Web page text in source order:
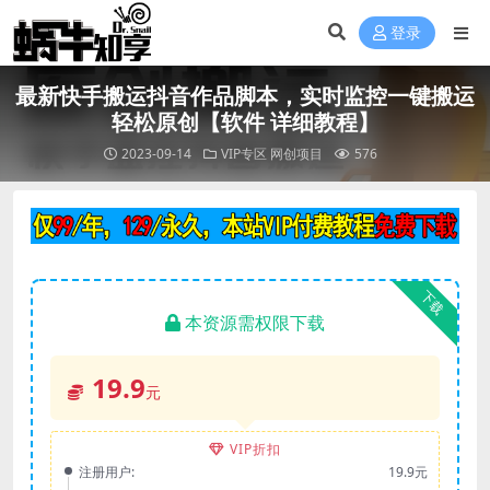
登录
最新快手搬运抖音作品脚本，实时监控一键搬运
轻松原创【软件 详细教程】
2023-09-14 VIP专区 网创项目 576
下载
本资源需权限下载
19.9元
VIP折扣
注册用户:
19.9元